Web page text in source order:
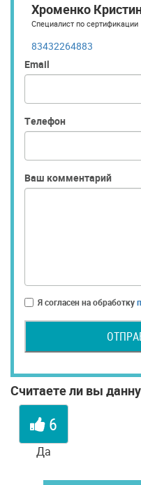
Хроменко
Специалист по сертификации
83432264883
Email
Телефон
Ваш комментарий
Я согласен на обработку
Считаете ли вы
6
Да